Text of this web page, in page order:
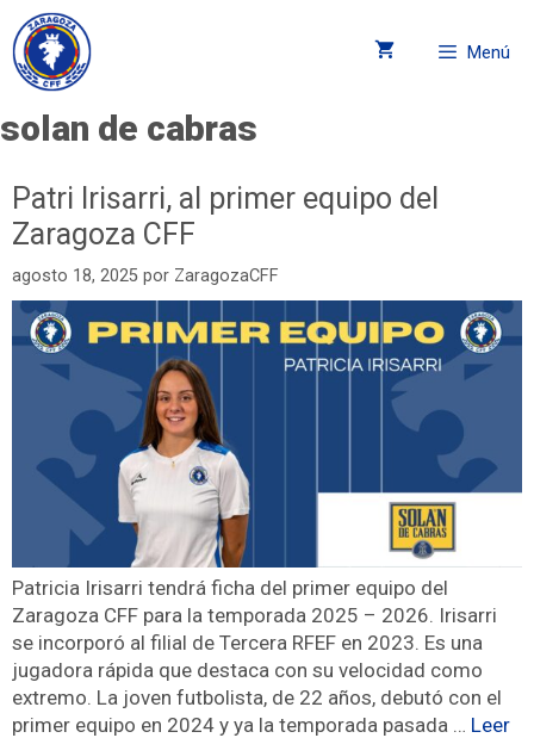
Menú
solan de cabras
Patri Irisarri, al primer equipo del
Zaragoza CFF
agosto 18, 2025 por ZaragozaCFF
Patricia Irisarri tendrá ficha del primer equipo del
Zaragoza CFF para la temporada 2025 – 2026. Irisarri
se incorporó al filial de Tercera RFEF en 2023. Es una
jugadora rápida que destaca con su velocidad como
extremo. La joven futbolista, de 22 años, debutó con el
primer equipo en 2024 y ya la temporada pasada … Leer